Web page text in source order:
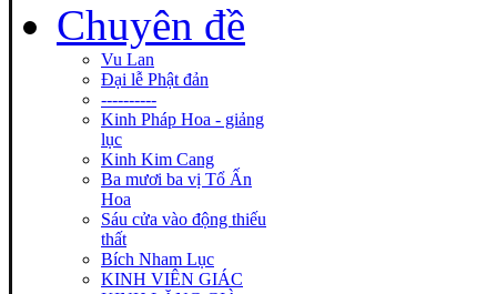
Chuyên đề
Vu Lan
Đại lễ Phật đản
----------
Kinh Pháp Hoa - giảng
lục
Kinh Kim Cang
Ba mươi ba vị Tổ Ấn
Hoa
Sáu cửa vào động thiếu
thất
Bích Nham Lục
KINH VIÊN GIÁC